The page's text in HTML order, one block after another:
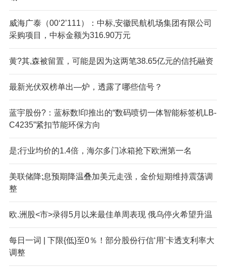
威海广泰（00‘2’111）：中标,安徽民航机场集团有限公司
采购项目，中标金额为316.90万元
黄?其,森被留置，可能是因为这两笔38.65亿元的信托融资
最新光伏双榜单出—炉，透露了哪些信号？
蓝宇股份?：蓝标数!印推出的“数码喷切一体智能标签机LB-
C4235”紧扣节能环保方向
是;行业均价的1.4倍，海尔多门冰箱抢下欧洲第一名
美联储降;息预期降温叠加美元走强，金价短期维持震荡调
整
欧.洲股<市>录得5月以来最佳单周表现 俄乌停火希望升温
每日一词 | 下限{低}至0％！部分股份行信‘用’卡透支利率大
调整